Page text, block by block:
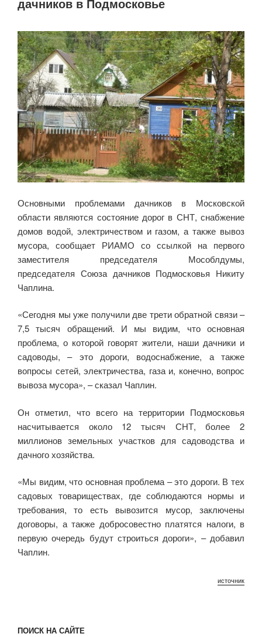
Основными проблемами дачников в Московской
области являются состояние дорог в СНТ, снабжение
домов водой, электричеством и газом, а также вывоз
мусора, сообщает РИАМО со ссылкой на первого
заместителя председателя Мособлдумы,
председателя Союза дачников Подмосковья Никиту
Чаплина.
«Сегодня мы уже получили две трети обратной связи –
7,5 тысяч обращений. И мы видим, что основная
проблема, о которой говорят жители, наши дачники и
садоводы, – это дороги, водоснабжение, а также
вопросы сетей, электричества, газа и, конечно, вопрос
вывоза мусора», – сказал Чаплин.
Он отметил, что всего на территории Подмосковья
насчитывается около 12 тысяч СНТ, более 2
миллионов земельных участков для садоводства и
дачного хозяйства.
«Мы видим, что основная проблема – это дороги. В тех
садовых товариществах, где соблюдаются нормы и
требования, то есть вывозится мусор, заключены
договоры, а также добросовестно платятся налоги, в
первую очередь будут строиться дороги», – добавил
Чаплин.
источник
ПОИСК НА САЙТЕ